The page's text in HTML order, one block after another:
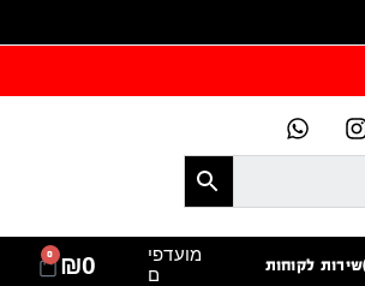
שירות לקוחות
מועדפי
ם
₪0
0